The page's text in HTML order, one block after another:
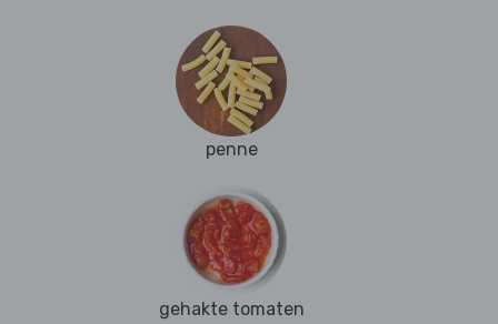
penne
gehakte tomaten